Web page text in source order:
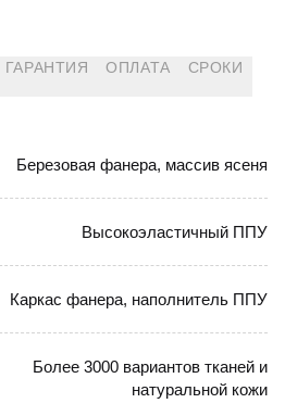
ГАРАНТИЯ ОПЛАТА СРОКИ
Березовая фанера, массив ясеня
Высокоэластичный ППУ
Каркас фанера, наполнитель ППУ
Более 3000 вариантов тканей и
натуральной кожи